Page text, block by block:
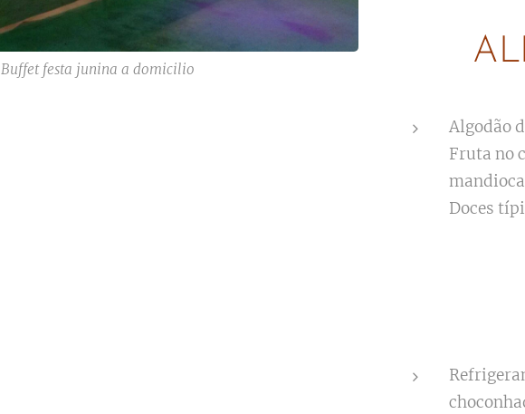
Buffet festa junina a domicilio
Algodão
Fruta no
Doces